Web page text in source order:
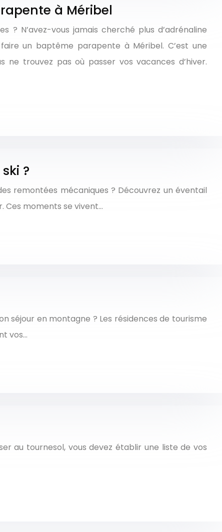
à Méribel
? N’avez-vous jamais cherché plus d’adrénaline
un baptême parapente à Méribel. C’est une
ne trouvez pas où passer vos vacances d’hiver.
?
remontées mécaniques ? Découvrez un éventail
Ces moments se vivent…
séjour en montagne ? Les résidences de tourisme
vos…
au tournesol, vous devez établir une liste de vos